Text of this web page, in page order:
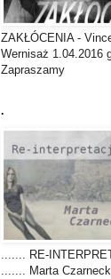
ZAKŁÓCENIA -
Wernisaż 1.04.2016
Zapraszamy
.
....... RE-
....... Marta